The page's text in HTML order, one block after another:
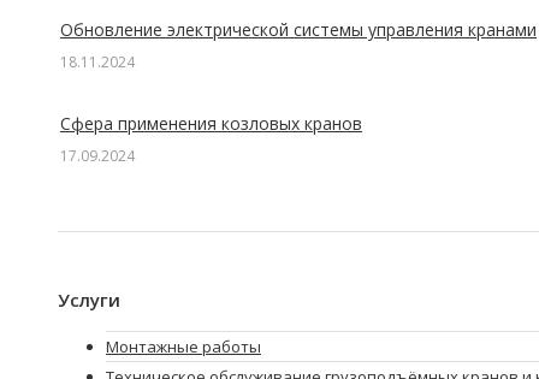
Обновление электрической системы управления кранами
18.11.2024
Сфера применения козловых кранов
17.09.2024
Услуги
Монтажные работы